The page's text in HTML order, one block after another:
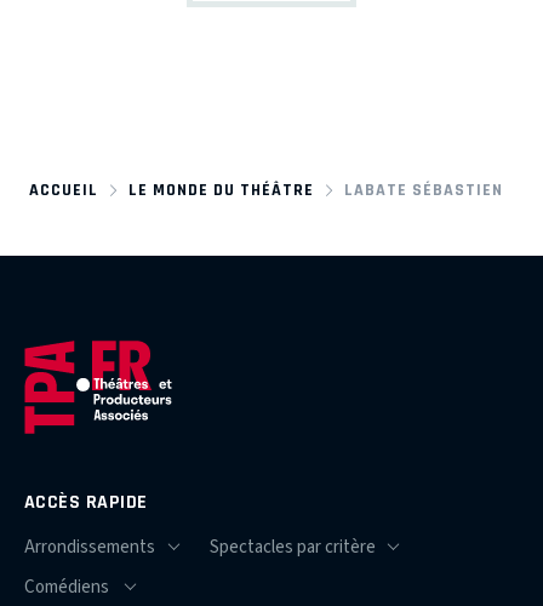
ACCUEIL LE MONDE DU THÉÂTRE LABATE SÉBASTIEN
ACCÈS RAPIDE